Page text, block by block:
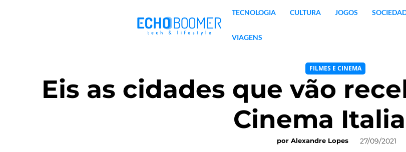
TECNOLOGIA CULTURA JOGOS
VIAGENS
FILMES E CINEMA
Eis as cidades que vão
Cinema
por Alexandre Lopes 27/09/2021